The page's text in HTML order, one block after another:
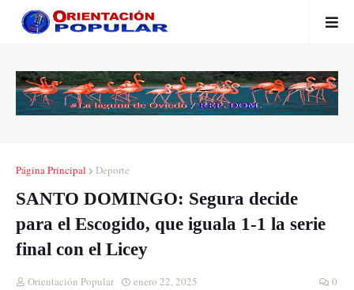
Página Principal Deporte
SANTO DOMINGO: Segura decide
para el Escogido, que iguala 1-1 la serie
final con el Licey
Orientación Popular enero 22, 2025 0